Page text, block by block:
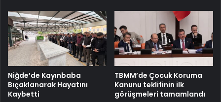
Niğde’de Kayınbaba
Bıçaklanarak Hayatını
Kaybetti
TBMM’de Çocuk Koruma
Kanunu teklifinin ilk
görüşmeleri tamamlandı